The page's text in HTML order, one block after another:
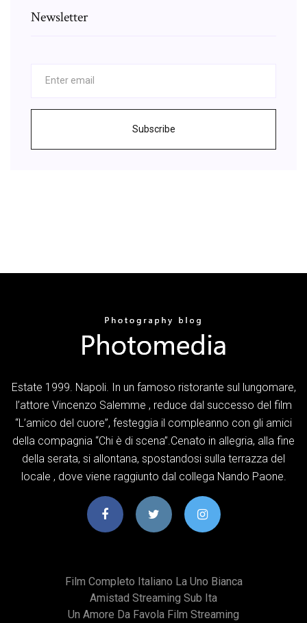
Newsletter
Subscribe
Estate 1999. Napoli. In un famoso ristorante sul lungomare,
l’attore Vincenzo Salemme , reduce dal successo del film
“L’amico del cuore”, festeggia il compleanno con gli amici
della compagnia “Chi è di scena”.Cenato in allegria, alla fine
della serata, si allontana, spostandosi sulla terrazza del
locale , dove viene raggiunto dal collega Nando Paone.
Film Completo Italiano La Uno Bianca
Amistad Streaming Sub Ita
Un Amore Da Favola Film Streaming